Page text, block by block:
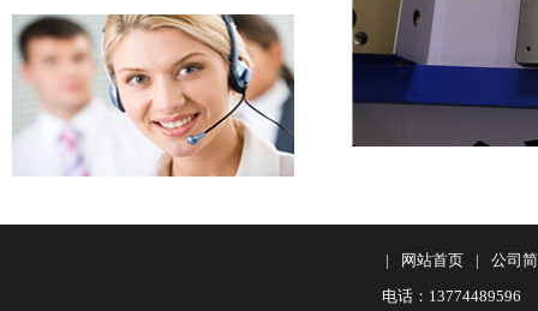
| 网站首页 |
公司
电话：